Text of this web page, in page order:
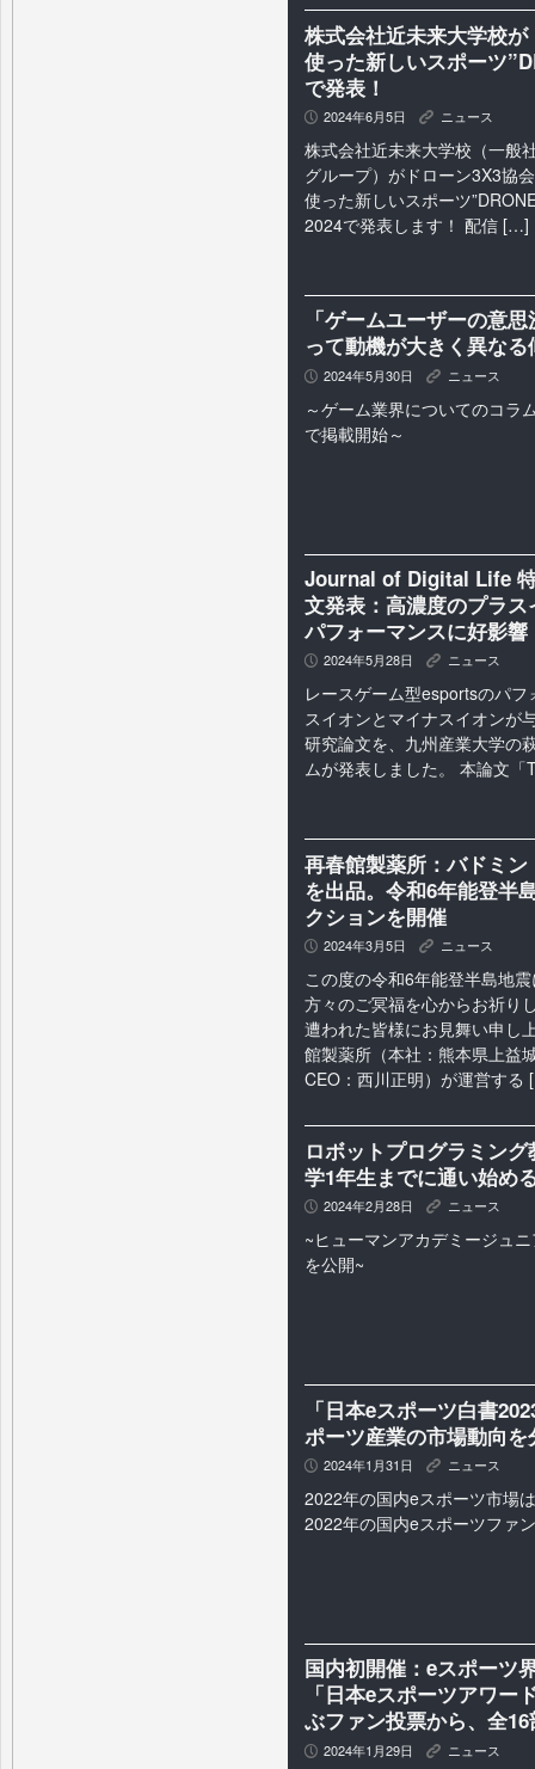
株式会社近未来大学校
使った新しいスポーツ
で発表！
P 2024年6月5日 K ニュース
株式会社近未来大学校（一般
グループ）がドローン3X3協
使った新しいスポーツ
2024で発表します！ 配信 […]
「ゲームユーザーの意
って動機が大きく異なる
P 2024年5月30日 K ニュース
～ゲーム業界についてのコラ
で掲載開始～
Journal of Digital Life
文発表：高濃度のプラ
パフォーマンスに好影響
P 2024年5月28日 K ニュース
レースゲーム型esportsのパ
スイオンとマイナスイオンが
研究論文を、九州産業大学の
ムが発表しました。 本論文
再春館製薬所：バドミ
を出品。令和6年能登半
クションを開催
P 2024年3月5日 K ニュース
この度の令和6年能登半島地
方々のご冥福を心からお祈り
遭われた皆様にお見舞い申し
館製薬所（本社：熊本県上益
CEO：西川正明）が運営す
ロボットプログラミン
学1年生までに通い始め
P 2024年2月28日 K ニュース
~ヒューマンアカデミージュ
を公開~
「日本eスポーツ白書
ポーツ産業の市場動向を
P 2024年1月31日 K ニュース
2022年の国内eスポーツ市場
2022年の国内eスポーツファ
国内初開催：eスポーツ
「日本eスポーツアワー
ぶファン投票から、全
P 2024年1月29日 K ニュース